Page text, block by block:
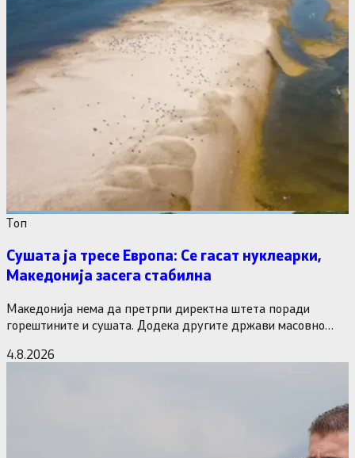
Tоп
Сушата ја тресе Европа: Се гасат нуклеарки,
Македонија засега стабилна
Македонија нема да претрпи директна штета поради
горештините и сушата. Додека другите држави масовно
4.8.2026